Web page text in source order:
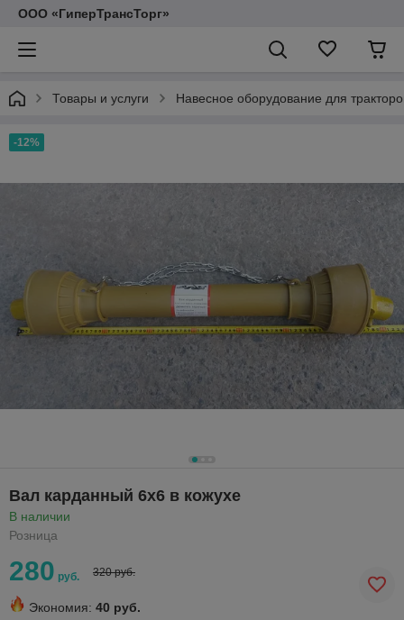
ООО «ГиперТрансТорг»
Товары и услуги Навесное оборудование для
-12%
Вал карданный 6х6 в кожухе
В наличии
Розница
280 руб. 320 руб.
Экономия: 40 руб.